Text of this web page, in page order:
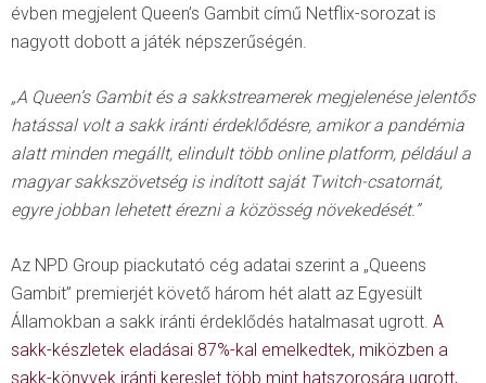
évben megjelent Queen’s Gambit című Netflix-sorozat is
nagyott dobott a játék népszerűségén.
„A Queen’s Gambit és a sakkstreamerek megjelenése jelentős
hatással volt a sakk iránti érdeklődésre, amikor a pandémia
alatt minden megállt, elindult több online platform, például a
magyar sakkszövetség is indított saját Twitch-csatornát,
egyre jobban lehetett érezni a közösség növekedését.”
Az NPD Group piackutató cég adatai szerint a „Queens
Gambit” premierjét követő három hét alatt az Egyesült
Államokban a sakk iránti érdeklődés hatalmasat ugrott. A
sakk-készletek eladásai 87%-kal emelkedtek, miközben a
sakk-könyvek iránti kereslet több mint hatszorosára ugrott,